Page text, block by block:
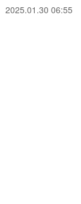
2025.01.30 06:55